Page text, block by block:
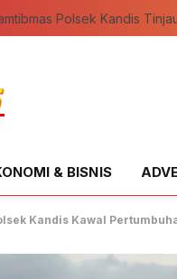
& BISNIS
Kandis Kawal